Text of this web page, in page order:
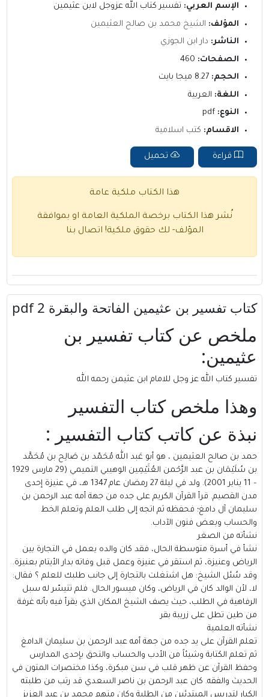
الإسم العربي: تفسير كتاب الله عزوجل لابن عثيمين
المؤلف: الشيخ محمد بن صالح العثيمين
الناشر: دار ابن الجوزي
الصفحات:
الحجم:
اللغة: العربية
النوع:
الاقسام: كتب اسلامية
قراءة تحميل
هذا الكتاب ملكية عامة
نُشر هذا الكتاب برخصة الملكية العامة او بموافقة
المؤلف- لك حقوق ملكية! اتصال بنا
كتاب تفسير بن عثيمين الفاتحة والبقرة 2 pdf
ملخص عنكتاب تفسير بن
عثيمين:
تفسير كتاب الله عز وجل للامام ابن عثيمن رحمه الله
وهذا ملخص كتاب التفسير
نبذة عن كاتب كتاب التفسير :
حمد بن صالح العثيمين ، هو أبو عَبد الله مُحَمّد بن صَالِح بن مُحَمَّد
بن سُلَيْمَان بن عبد الرَّحْمن العُثَيْمِين الوهيبي التميمي (29 مارس 1929
– 11 يناير 2001). ولد في ليلة 27 رمضان عام 1347 هـ، في عنيزة إحدى
مدن القصيم. قرأ القرآن الكريم على جده من جهة أمه عبد الرحمن بن
سليمان آل دامغ؛ فحفظه ثم اتجه إلى طلب العلم وتعلم الخط
والحساب وبعض فنون الآداب.
نشأته من الصغر
نشأ في أسرة متوسطة الحال، فقد كان والده يعمل في التجارة بين
الرياض وعنيزة، ثم استقر في عنيزة وعمل قبل وفاته بدار الأيتام بعنيزة.
وقد سُئل الشيخ: هل اشتغلت بالتجارة إلى جانب طلبك للعلم ؟ فقال:
لا، لأن الوالد كان في الرياض، وكان ميسور الحال. فلم تتيسّر له سبل
الرفاهية في الطلب، حيث يصف الشيخ المكان الذي يقرأ فيه بأنه غرفة
من طين تطل على زريبة بقر
نشأته العلمية
تعلم القرآن على يد جده من جهة أمه عبد الرحمن بن سليمان الدامغ
ثم تعلم الكتابة وشيئاً من الأدب والحساب والتحق بإحدى المدارس
وحفظ القرآن عن ظهر قلب في سن مبكرة، وكذا مختصرات المتون في
الحديث والفقه. كان عبد الرحمن بن ناصر السعدي قد رتب من طلبته
الكبار لتدريس المبتدئين من الطلبة وكان منهم محمد بن عبد العزيز